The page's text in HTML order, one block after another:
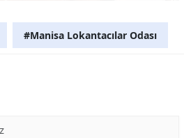
#Manisa Lokantacılar Odası